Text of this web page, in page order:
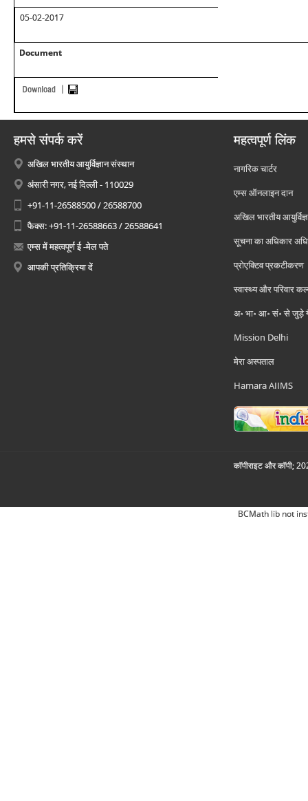
05-02-2017
Document
हमसे संपर्क करें
अखिल भारतीय आयुर्विज्ञान संस्थान
अंसारी नगर, नई दिल्ली - 110029
+91-11-26588500 / 26588700
फैक्स: +91-11-26588663 / 26588641
एम्स में महत्वपूर्ण ई -मेल पते
आपकी प्रतिक्रिया दें
महत्वपूर्ण लिंक
नागरिक चार्टर
एम्स ऑनलाइन दान
अखिल भारतीय
सूचना का अधिकार
प्रोएक्टिव प्रकटीकरण
स्वास्थ्य और परिवार
अ॰ भा॰ आ॰ सं॰ से जुड़े
Mission Delhi
मेरा अस्पताल
Hamara AIIMS
कॉपीराइट और कॉपी;
BCMath lib not